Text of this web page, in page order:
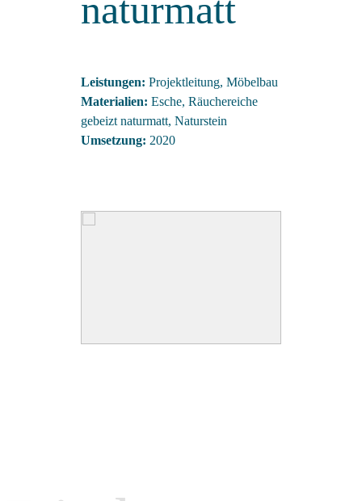
naturmatt
Leistungen: Projektleitung, Möbelbau
Materialien: Esche, Räuchereiche
gebeizt naturmatt, Naturstein
Umsetzung: 2020